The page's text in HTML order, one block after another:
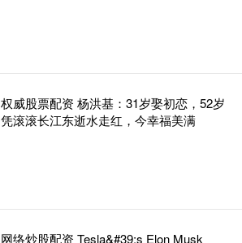
权威股票配资 杨洪基：31岁娶初恋，52岁
凭滚滚长江东逝水走红，今幸福美满
网络炒股配资 Tesla&#39;s Elon Musk